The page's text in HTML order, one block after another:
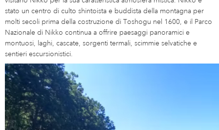
stato un centro di culto shintoista e buddista della montagna per
molti secoli prima della costruzione di Toshogu nel 1600, e il Parco
Nazionale di Nikko continua a offrire paesaggi panoramici e
montuosi, laghi, cascate, sorgenti termali, scimmie selvatiche e
sentieri escursionistici.